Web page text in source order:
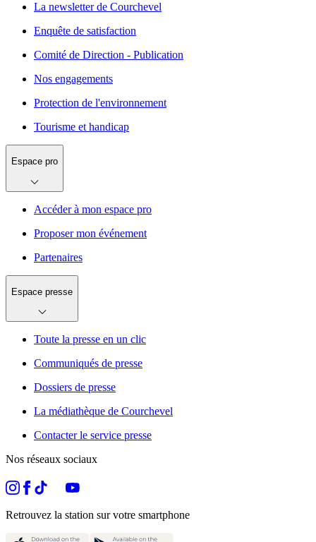
La newsletter de Courchevel
Enquête de satisfaction
Comité de Direction - Publication
Nos engagements
Protection de l'environnement
Tourisme et handicap
Espace pro
Accéder à mon espace pro
Proposer mon événement
Partenaires
Espace presse
Toute la presse en un clic
Communiqués de presse
Dossiers de presse
La médiathèque de Courchevel
Contacter le service presse
Nos réseaux sociaux
Retrouvez la station sur votre smartphone